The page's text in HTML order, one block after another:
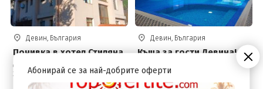
Девин, България
Почивка в хотел Стиляна
Девин! Нощувка без
храна, със закуска*,
обяд*, вечеря*, басейн и
Девин, България
Къща за гости Девина! 3
обяд, вечеря, басейн и
релакс център на цени
Абонирай се за най-добрите оферти